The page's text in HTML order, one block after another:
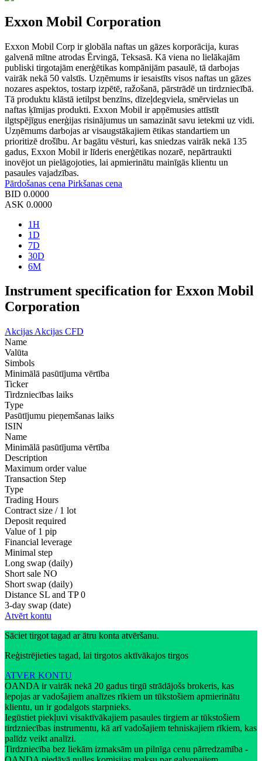
Exxon Mobil Corporation
Exxon Mobil Corp ir globāla naftas un gāzes korporācija, kuras
galvenā mītne atrodas Ērvingā, Teksasā. Kā viena no lielākajām
publiski tirgotajām enerģētikas kompānijām pasaulē, tā darbojas
vairāk nekā 50 valstīs. Uzņēmums ir iesaistīts visos naftas un gāzes
nozares aspektos, tostarp izpētē, ražošanā, pārstrādē un tirdzniecībā.
Tā produktu klāstā ietilpst benzīns, dīzeļdegviela, smērvielas un
naftas ķīmijas produkti. Exxon Mobil ir apņēmusies attīstīt
ilgtspējīgus enerģijas risinājumus un samazināt savu ietekmi uz vidi.
Uzņēmums darbojas ar visaugstākajiem ētikas standartiem un
prioritizē drošību. Ar bagātu vēsturi, kas sniedzas vairāk nekā 135
gadus, Exxon Mobil ir līderis enerģētikas nozarē, nepārtraukti
inovējot un pielāgojoties, lai apmierinātu mainīgās klientu un
pasaules vajadzības.
Pārdošanas cena Pirkšanas cena
BID 0.0000
ASK 0.0000
1H
1D
7D
30D
6M
Instrument specification for Exxon Mobil
Corporation
Akcijas Akcijas CFD
Name
Valūta
Simbols
Minimālā pasūtījuma vērtība
Ticker
Tirdzniecības laiks
Type
Pasūtījumu pieņemšanas laiks
ISIN
Name
Minimālā pasūtījuma vērtība
Description
Maximum order value
Transaction Step
Type
Trading Hours
Contract size / 1 lot
Deposit required
Value of 1 pip
Financial leverage
Minimal step
Long swap (daily)
Short sale NO
Short swap (daily)
Distance SL and TP 0
3-day swap (date)
Atvērt kontu
Sāciet tirgot tagad ar ātru konta atvēršanu.
Reģistrējieties tagad, lai tirgotos aktīvākajos tirgos
ATVER KONTU
OANDA ir vairāk nekā 20 gadus tirgū strādājošs brokeris, kas
lepojas ar vadošajiem analīzes rīkiem un tūkstošiem apmierinātu
klientu, un ir godalgots starpnieks.
Iegūstiet piekļuvi visaktīvākajiem pasaules tirgiem ar tūkstošiem
tirdzniecības instrumentu, kā arī vadošajiem tehniskajiem rīkiem, kas
palīdz veikt analīzi.
Tirdzniecība bez liekām izmaksām un pilnīga cenu pārredzamība -